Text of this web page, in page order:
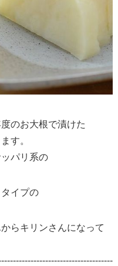
のお大根で漬けた
す。
パリ系の
イプの
らキリンさんになって